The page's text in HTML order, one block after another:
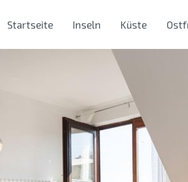
Startseite Inseln Küste